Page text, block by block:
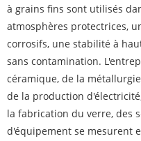
à grains fins sont utilisés
atmosphères protectrices,
corrosifs, une stabilité à
sans contamination.
céramique, de la
de la production
la fabrication du verre, des
d'équipement se mesurent